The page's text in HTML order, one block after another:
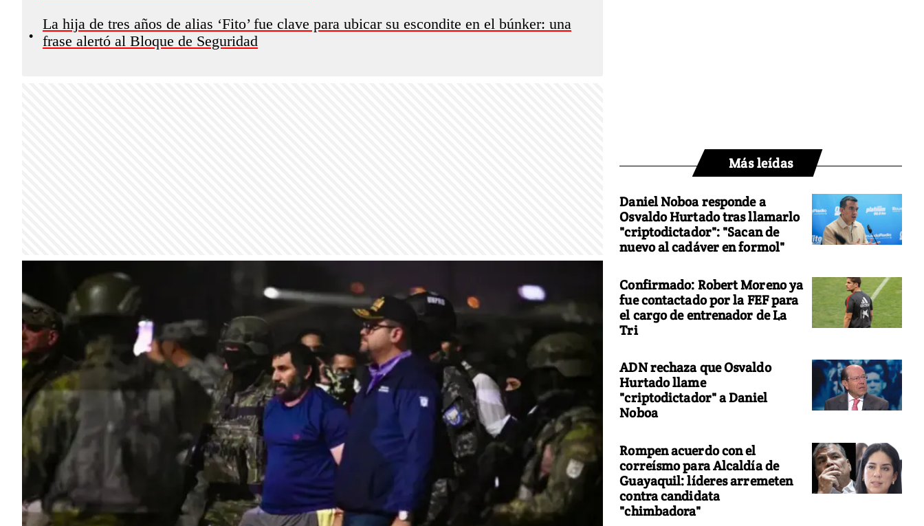
•
La hija de tres años de alias ‘Fito’ fue clave para ubicar su escondite en el búnker: una
frase alertó al Bloque de Seguridad
Más leídas
Daniel Noboa responde a
Osvaldo Hurtado tras llamarlo
"criptodictador": "Sacan de
nuevo al cadáver en formol"
Confirmado: Robert Moreno ya
fue contactado por la FEF para
el cargo de entrenador de La
Tri
ADN rechaza que Osvaldo
Hurtado llame
"criptodictador" a Daniel
Noboa
Rompen acuerdo con el
correísmo para Alcaldía de
Guayaquil: líderes arremeten
contra candidata
"chimbadora"